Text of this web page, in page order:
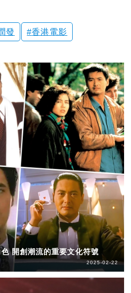
發 香港電影
開創潮流的重要文化符號
2025-02-22